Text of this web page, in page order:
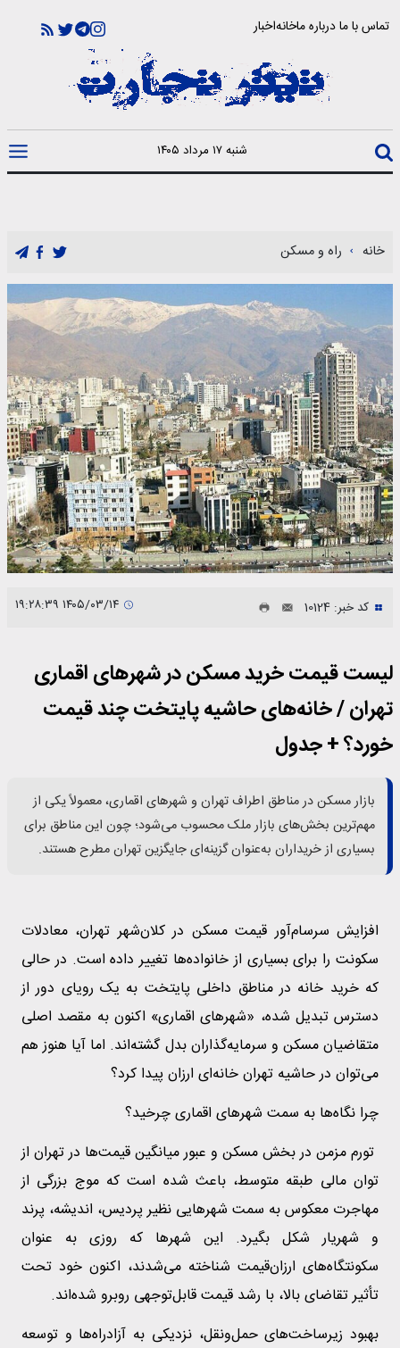
تماس با مادرباره ماخانهاخبار
شنبه ۱۷ مرداد ۱۴۰۵
خانه راه و مسکن
کد خبر: 10124
لیست قیمت خرید مسکن در شهرهای اقماری
تهران / خانه‌های حاشیه پایتخت چند قیمت
خورد؟ + جدول
بازار مسکن در مناطق اطراف تهران و شهرهای اقماری، معمولاً یکی از
مهم‌ترین بخش‌های بازار ملک محسوب می‌شود؛ چون این مناطق برای
بسیاری از خریداران به‌عنوان گزینه‌ای جایگزین تهران مطرح هستند.
افزایش سرسام‌آور قیمت مسکن در کلان‌شهر تهران، معادلات
سکونت را برای بسیاری از خانواده‌ها تغییر داده است. در حالی
که خرید خانه در مناطق داخلی پایتخت به یک رویای دور از
دسترس تبدیل شده، «شهرهای اقماری» اکنون به مقصد اصلی
متقاضیان مسکن و سرمایه‌گذاران بدل گشته‌اند. اما آیا هنوز هم
می‌توان در حاشیه تهران خانه‌ای ارزان پیدا کرد؟
چرا نگاه‌ها به سمت شهرهای اقماری چرخید؟
تورم مزمن در بخش مسکن و عبور میانگین قیمت‌ها در تهران از
توان مالی طبقه متوسط، باعث شده است که موج بزرگی از
مهاجرت معکوس به سمت شهرهایی نظیر پردیس، اندیشه، پرند
و شهریار شکل بگیرد. این شهرها که روزی به عنوان
سکونتگاه‌های ارزان‌قیمت شناخته می‌شدند، اکنون خود تحت
تأثیر تقاضای بالا، با رشد قیمت قابل‌توجهی روبرو شده‌اند.
بهبود زیرساخت‌های حمل‌ونقل، نزدیکی به آزادراه‌ها و توسعه